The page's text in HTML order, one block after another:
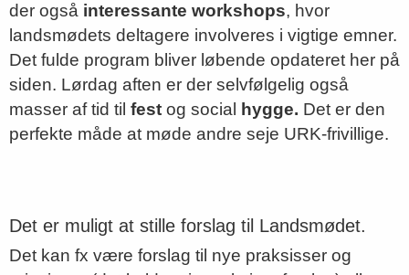
der også interessante workshops, hvor
landsmødets deltagere involveres i vigtige emner.
Det fulde program bliver løbende opdateret her på
siden. Lørdag aften er der selvfølgelig også
masser af tid til fest og social hygge. Det er den
perfekte måde at møde andre seje URK-frivillige.
Det er muligt at stille forslag til Landsmødet.
Det kan fx være forslag til nye praksisser og